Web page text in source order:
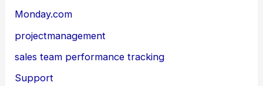
Monday.com
projectmanagement
sales team performance tracking
Support